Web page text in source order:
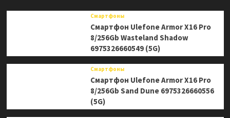
Смартфоны
Смартфон Ulefone Armor X16 Pro
8/256Gb Wasteland Shadow
6975326660549 (5G)
Смартфоны
Смартфон Ulefone Armor X16 Pro
8/256Gb Sand Dune 6975326660556
(5G)